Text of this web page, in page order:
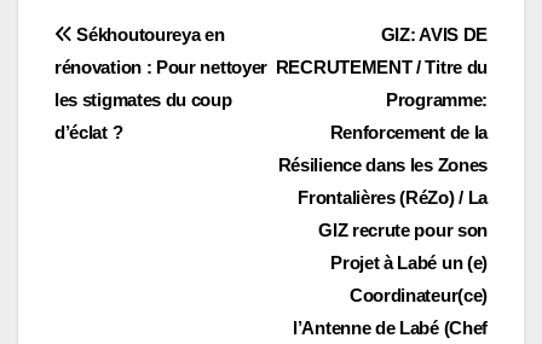
Navigation
de
l’article
GIZ: AVIS DE
RECRUTEMENT / Titre du
Programme:
Renforcement de la
Résilience dans les Zones
Frontalières (RéZo) / La
GIZ recrute pour son
Projet à Labé un (e)
Coordinateur(ce)
l’Antenne de Labé (Chef
Sékhoutoureya en
rénovation : Pour nettoyer
les stigmates du coup
d’éclat ?